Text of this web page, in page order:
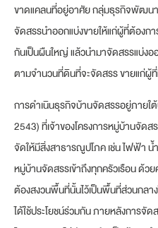
ขาดแคลนที่อยู่อาศัย กลุ่มธุรกิจพัฒน
จัดสรรนำออกแบ่งขายให้แก่ผู้ที่ต้อง
กันเป็นผืนใหญ่ แล้วนำมาจัดสรรแบ่ง
ตามจำนวนที่ดินที่จะจัดสรร ขายแก่ผู้
การดำเนินธุรกิจบ้านจัดสรรอยู่ภาย
2543) ที่เจ้าของโครงการหมู่บ้านจัด
จัดให้มีสิ่งสาธารณูปโภค เช่น ไฟฟ้า
หมู่บ้านจัดสรรเข้าถึงทุกครัวเรือน ด้วย
ต้องสงวนพื้นที่นั้นไว้เป็นพื้นที่ส่วนกลา
ได้ใช้ประโยชน์ร่วมกัน ภายหลังการจัด